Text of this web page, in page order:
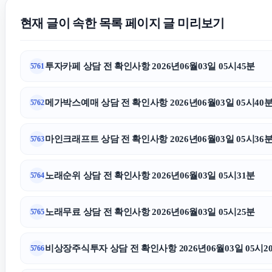
현재 글이 속한 목록 페이지 글 미리보기
5761 투자카페 상담 전 확인사항 2026년06월03일 05시45분
5762메가박스예매 상담 전 확인사항 2026년06월03일 05시40
5763마인크래프트 상담 전 확인사항 2026년06월03일 05시36
5764 노래순위 상담 전 확인사항 2026년06월03일 05시31분
5765 노래무료 상담 전 확인사항 2026년06월03일 05시25분
5766비상장주식투자 상담 전 확인사항 2026년06월03일 05시